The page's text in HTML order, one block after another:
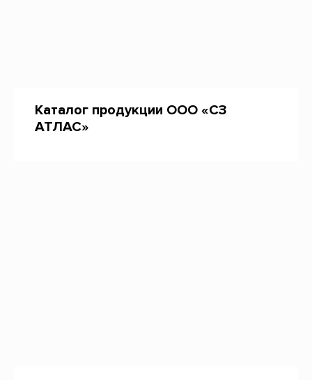
Каталог продукции ООО «СЗ
АТЛАС»